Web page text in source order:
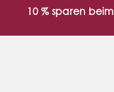
10 % sparen beim